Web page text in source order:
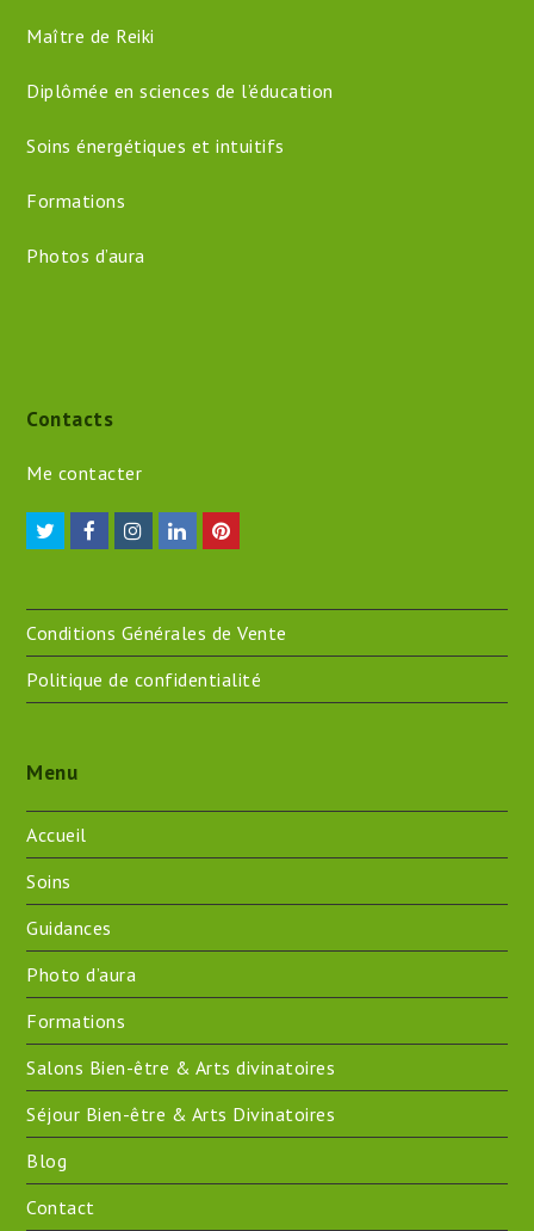
Maître de Reiki
Diplômée en sciences de l’éducation
Soins énergétiques et intuitifs
Formations
Photos d’aura
Contacts
Me contacter
TwitterFacebookInstagram
LinkedInPinterest
Conditions Générales de Vente
Politique de confidentialité
Menu
Accueil
Soins
Guidances
Photo d’aura
Formations
Salons Bien-être & Arts divinatoires
Séjour Bien-être & Arts Divinatoires
Blog
Contact